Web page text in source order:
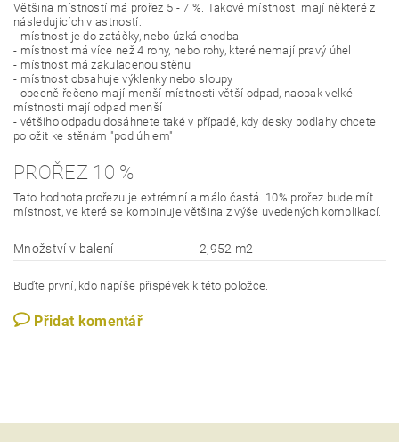
Většina místností má prořez 5 - 7 %. Takové místnosti mají některé z
následujících vlastností:
- místnost je do zatáčky, nebo úzká chodba
- místnost má více než 4 rohy, nebo rohy, které nemají pravý úhel
- místnost má zakulacenou stěnu
- místnost obsahuje výklenky nebo sloupy
- obecně řečeno mají menší místnosti větší odpad, naopak velké
místnosti mají odpad menší
- většího odpadu dosáhnete také v případě, kdy desky podlahy chcete
položit ke stěnám "pod úhlem"
PROŘEZ 10 %
Tato hodnota prořezu je extrémní a málo častá. 10% prořez bude mít
místnost, ve které se kombinuje většina z výše uvedených komplikací.
Množství v balení 2,952 m2
Buďte první, kdo napíše příspěvek k této položce.
Přidat komentář